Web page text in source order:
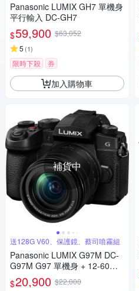
Panasonic LUMIX GH7 單機身
平行輸入 DC-GH7
$59,900 $63,052
5 (1)
限時下殺 券
加入購物車
補貨中
送128G V60、保護鏡、蔡司噴霧組
Panasonic LUMIX G97M DC-
G97M G97 單機身 + 12-60mm
變焦鏡組 公司貨
$20,900 $22,000